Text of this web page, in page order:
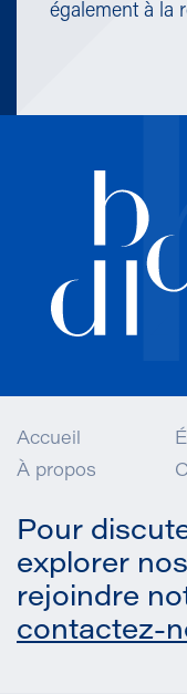
également à la
Accueil
À propos
Pour
explorer
rejoindre
contactez-